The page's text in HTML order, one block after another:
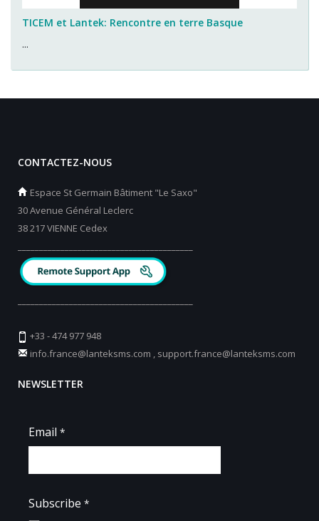
TICEM et Lantek: Rencontre en terre Basque
...
CONTACTEZ-NOUS
Espace St Germain Bâtiment "Le Saxo"
30 Avenue Général Leclerc
38 217 VIENNE Cedex
+33 - 474 977 948
info.france@lanteksms.com , support.france@lanteksms.com
NEWSLETTER